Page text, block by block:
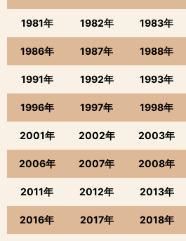
1981年 1982年 1983年
1986年 1987年 1988年
1991年 1992年 1993年
1996年 1997年 1998年
2001年 2002年 2003年
2006年 2007年 2008年
2011年 2012年 2013年
2016年 2017年 2018年